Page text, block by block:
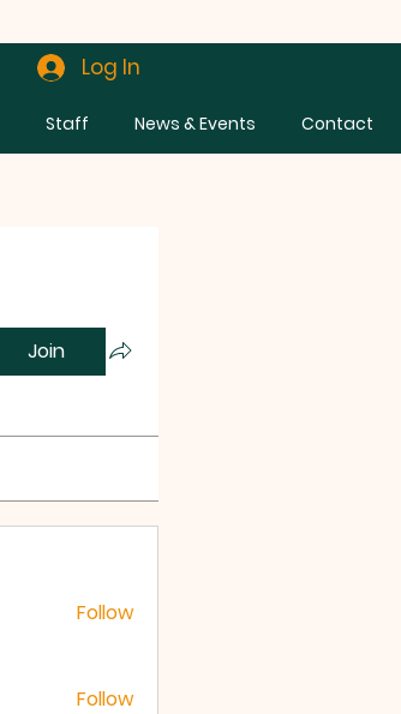
Log In
Staff News & Events Contact
Join
Follow
Follow